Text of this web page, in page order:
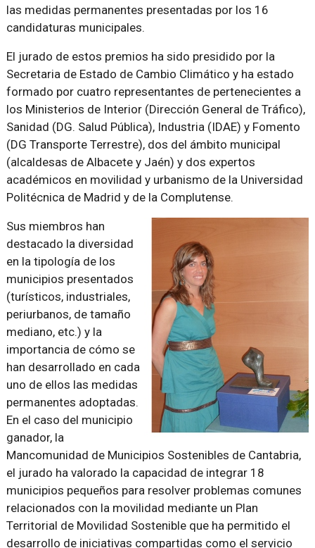
las medidas permanentes presentadas por los 16
candidaturas municipales.
El jurado de estos premios ha sido presidido por la
Secretaria de Estado de Cambio Climático y ha estado
formado por cuatro representantes de pertenecientes a
los Ministerios de Interior (Dirección General de Tráfico),
Sanidad (DG. Salud Pública), Industria (IDAE) y Fomento
(DG Transporte Terrestre), dos del ámbito municipal
(alcaldesas de Albacete y Jaén) y dos expertos
académicos en movilidad y urbanismo de la Universidad
Politécnica de Madrid y de la Complutense.
Sus miembros han
destacado la diversidad
en la tipología de los
municipios presentados
(turísticos, industriales,
periurbanos, de tamaño
mediano, etc.) y la
importancia de cómo se
han desarrollado en cada
uno de ellos las medidas
permanentes adoptadas.
En el caso del municipio
ganador, la
Mancomunidad de Municipios Sostenibles de Cantabria,
el jurado ha valorado la capacidad de integrar 18
municipios pequeños para resolver problemas comunes
relacionados con la movilidad mediante un Plan
Territorial de Movilidad Sostenible que ha permitido el
desarrollo de iniciativas compartidas como el servicio